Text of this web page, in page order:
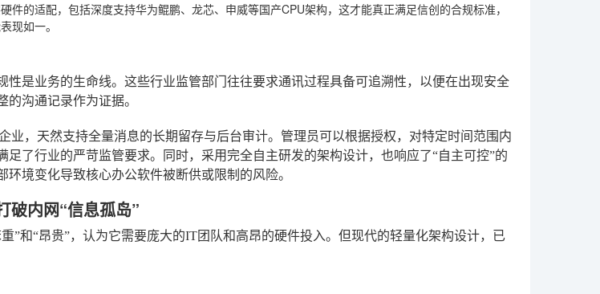
件的适配，包括深度支持华为鲲鹏、龙芯、申威等国产CPU架构，这才能真正满足信创的合规标准，
现如一。
性是业务的生命线。这些行业监管部门往往要求通讯过程具备可追溯性，以便在出现安全
沟通记录作为证据。
业，天然支持全量消息的长期留存与后台审计。管理员可以根据授权，对特定时间范围内
足了行业的严苛监管要求。同时，采用完全自主研发的架构设计，也响应了“自主可控”的
环境变化导致核心办公软件被断供或限制的风险。
破内网“信息孤岛”
”和“昂贵”，认为它需要庞大的IT团队和高昂的硬件投入。但现代的轻量化架构设计，已